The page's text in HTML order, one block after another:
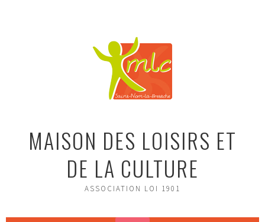
MAISON DES LOISIRS ET
DE LA CULTURE
ASSOCIATION LOI 1901